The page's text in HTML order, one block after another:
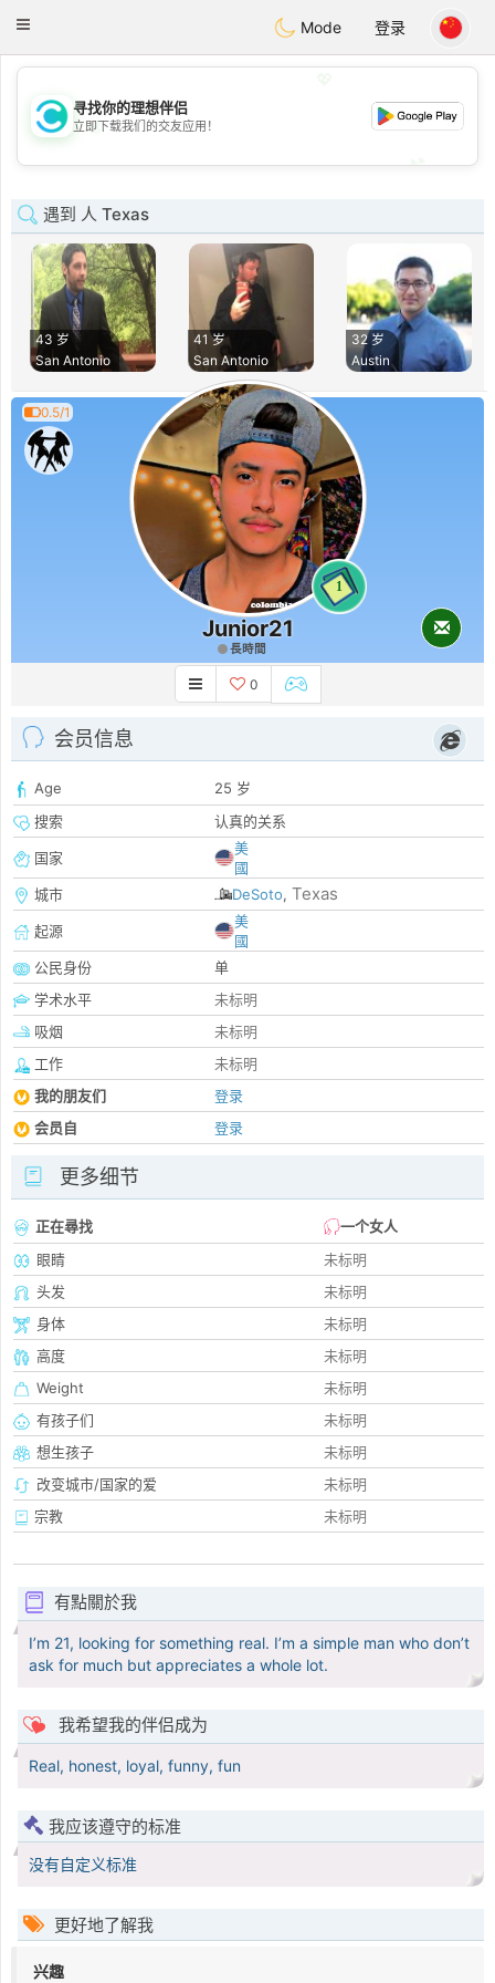
Citas
Toggle
Mode 登录
💖
💕
寻找你的理想伴侣
立即下载我们的交友应用！
遇到 人 Texas
43 岁
San Antonio
41 岁
San Antonio
32 岁
Austin
0.5/1
1
Junior21
長時間
0
会员信息
Age
25 岁
搜索
认真的关系
国家
美
國
城市
DeSoto, Texas
起源
美
國
公民身份
单
学术水平
未标明
吸烟
未标明
工作
未标明
我的朋友们
登录
会员自
登录
更多细节
正在尋找
一个女人
眼睛
未标明
头发
未标明
身体
未标明
高度
未标明
Weight
未标明
有孩子们
未标明
想生孩子
未标明
改变城市/国家的爱
未标明
宗教
未标明
有點關於我
I’m 21, looking for something real. I’m a simple man who don’t
ask for much but appreciates a whole lot.
我希望我的伴侣成为
Real, honest, loyal, funny, fun
我应该遵守的标准
没有自定义标准
更好地了解我
兴趣